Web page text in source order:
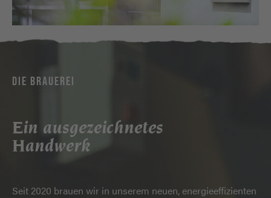
DIE BRAUEREI
Ein ausgezeichnetes
Handwerk
Seit 2020 brauen wir in unserem neuen, energieeffizienten